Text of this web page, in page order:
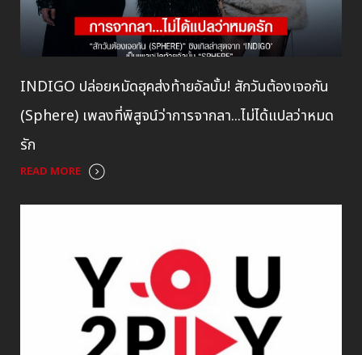
INDIGO ปล่อยหมัดฮุคส่งท้ายอัลบั้ม! สักวันต้องเจอกัน
(Sphere) เพลงที่พิสูจน์ว่าการจากลา...ไม่ได้แปลว่าหมด
รัก
READ MORE